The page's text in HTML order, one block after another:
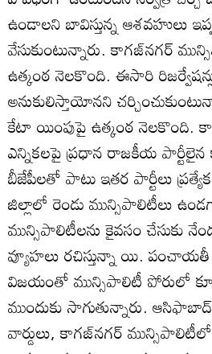
ఉండాలని బావిస్తున్న ఆశవహులు
వేసుకుంటున్నారు. కాగజ్‌నగర్‌
ఉత్కంఠ నెలకొంది. ఈసారి
అనుకులిస్తాయోనని
కేటా యింపుపై ఉత్కంఠ నెలకొంది.
ఎన్నికలపై ప్రధాన రాజకీయ పార్టీలైన
బీజేపీలతో పాటు ఇతర పార్టీలు
జిల్లాలో రెండు మున్సిపాలిటీలు
మున్సిపాలిటీలను కైవసం చేసుకు
వ్యూహలు రచిస్తున్నా యి.
విజయంతో మున్సిపాలిటీ పోరులో
ముందుకు సాగుతున్నారు.
వార్డులు, కాగజ్‌నగర్‌